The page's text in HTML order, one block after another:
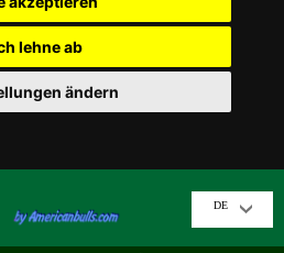
lehne ab
ändern
DE